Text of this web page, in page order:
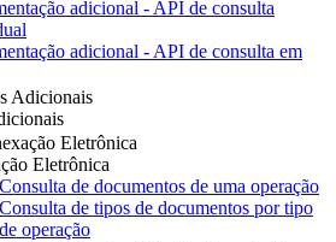
adicional - API de consulta
adicional - API de consulta em
Adicionais
Eletrônica
Eletrônica
Consulta de documentos de uma operação
Consulta de tipos de documentos por tipo
de operação